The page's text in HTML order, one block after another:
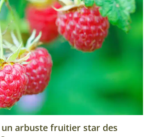
arbuste fruitier star des